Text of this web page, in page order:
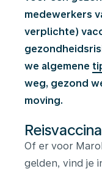
medewerkers
verplichte)
we algemene
weg, gezond
moving.
Of er voor
gelden, vind je